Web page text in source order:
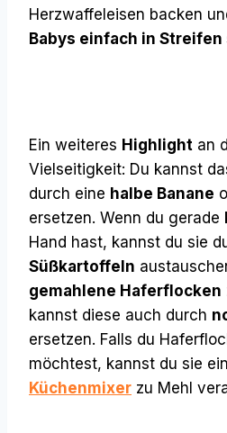
Herzwaffeleisen backen
Babys einfach in
Ein weiteres Highlight an
Vielseitigkeit: Du kannst
durch eine halbe Banane
ersetzen. Wenn du gerade
Hand hast, kannst du sie
Süßkartoffeln
gemahlene Haferflocken
kannst diese auch durch
ersetzen. Falls du
möchtest, kannst du sie
Küchenmixer zu Mehl